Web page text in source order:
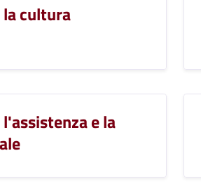
cultura
e la